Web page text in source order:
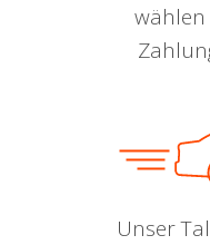
Unser